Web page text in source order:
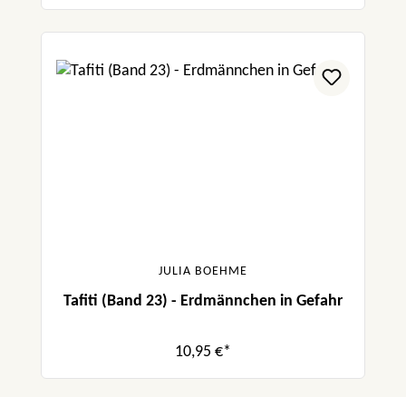
JULIA BOEHME
Tafiti (Band 23) - Erdmännchen in Gefahr
10,95 €*